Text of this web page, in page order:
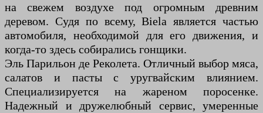
на свежем воздухе под огромным древним
деревом. Судя по всему, Biela является частью
автомобиля, необходимой для его движения, и
когда-то здесь собирались гонщики.
Эль Парильон де Реколета. Отличный выбор мяса,
салатов и пасты с уругвайским влиянием.
Специализируется на жареном поросенке.
Надежный и дружелюбный сервис, умеренные